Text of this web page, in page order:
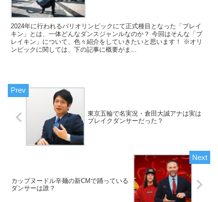
2024年に行われるパリオリンピックにて正式種目となった「ブレイ
キン」とは、一体どんなダンスジャンルなのか？ 今回はそんな「ブ
レイキン」について、色々紹介をしていきたいと思います！ ※オリ
ンピックに関しては、下の記事に概要がま...
東京五輪で名実況・倉田大誠アナは実は
ブレイクダンサーだった？
カップヌードル辛麺の新CMで踊っている
ダンサーは誰？